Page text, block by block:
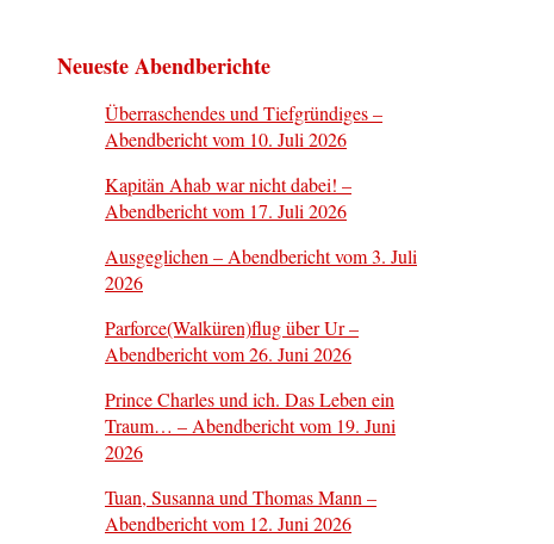
Neueste Abendberichte
Überraschendes und Tiefgründiges –
Abendbericht vom 10. Juli 2026
Kapitän Ahab war nicht dabei! –
Abendbericht vom 17. Juli 2026
Ausgeglichen – Abendbericht vom 3. Juli
2026
Parforce(Walküren)flug über Ur –
Abendbericht vom 26. Juni 2026
Prince Charles und ich. Das Leben ein
Traum… – Abendbericht vom 19. Juni
2026
Tuan, Susanna und Thomas Mann –
Abendbericht vom 12. Juni 2026